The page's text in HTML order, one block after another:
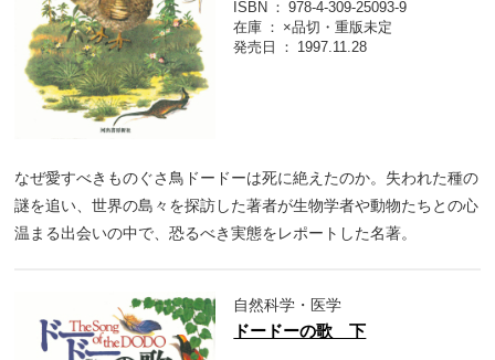
ISBN
978-4-309-25093-9
在庫
×品切・重版未定
発売日
1997.11.28
なぜ愛すべきものぐさ鳥ドードーは死に絶えたのか。失われた種の
謎を追い、世界の島々を探訪した著者が生物学者や動物たちとの心
温まる出会いの中で、恐るべき実態をレポートした名著。
自然科学・医学
ドードーの歌 下